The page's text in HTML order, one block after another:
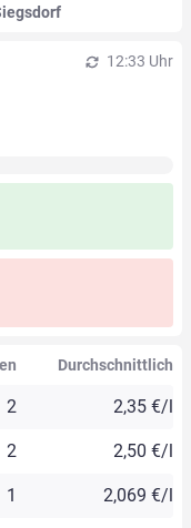
12:33 Uhr
Durchschnittlich
2 2,35 €/l
2 2,50 €/l
1 2,069 €/l